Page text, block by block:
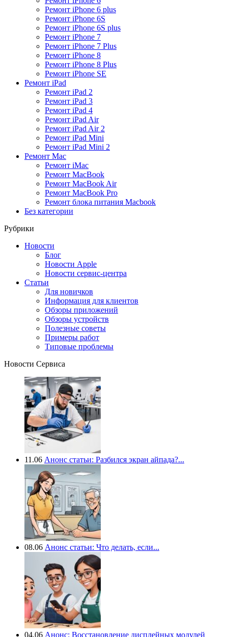
Ремонт iPhone 6 plus
Ремонт iPhone 6S
Ремонт iPhone 6S plus
Ремонт iPhone 7
Ремонт iPhone 7 Plus
Ремонт iPhone 8
Ремонт iPhone 8 Plus
Ремонт iPhone SE
Ремонт iPad
Ремонт iPad 2
Ремонт iPad 3
Ремонт iPad 4
Ремонт iPad Air
Ремонт iPad Air 2
Ремонт iPad Mini
Ремонт iPad Mini 2
Ремонт Mac
Ремонт iMac
Ремонт MacBook
Ремонт MacBook Air
Ремонт MacBook Pro
Ремонт блока питания Macbook
Без категории
Рубрики
Новости
Блог
Новости Apple
Новости сервис-центра
Статьи
Для новичков
Информация для клиентов
Обзоры приложений
Обзоры устройств
Полезные советы
Примеры работ
Типовые проблемы
Новости Сервиса
11.06 Анонс статьи: Разбился экран айпада?...
08.06 Анонс статьи: Что делать, если...
04.06 Анонс: Восстановление дисплейных модулей